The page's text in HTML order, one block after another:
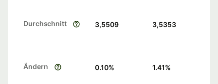
Durchschnitt 3,5509 3,5353
Ändern 0.10% 1.41%